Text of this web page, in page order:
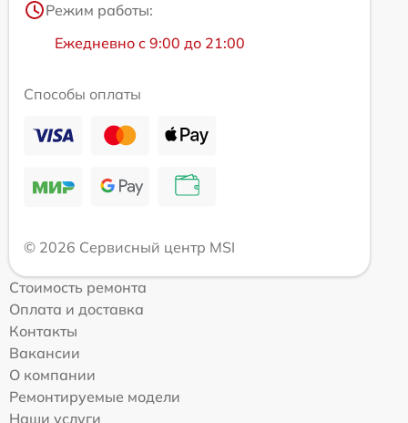
Режим работы:
Ежедневно с 9:00 до 21:00
Способы оплаты
© 2026 Сервисный центр MSI
Стоимость ремонта
Оплата и доставка
Контакты
Вакансии
О компании
Ремонтируемые модели
Наши услуги